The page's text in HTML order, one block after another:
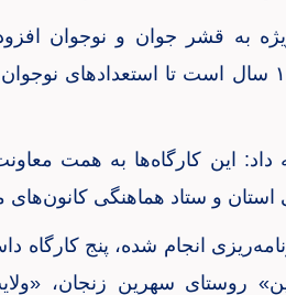
به قشر جوان و نوجوان
سال است تا استعدادهای
داد: این کارگاه‌ها به همت
استان و ستاد هماهنگی
انجام شده، پنج کارگاه
روستای سهرین زنجان،